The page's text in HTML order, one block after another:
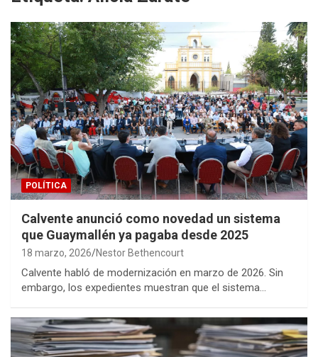
POLÍTICA
Calvente anunció como novedad un sistema
que Guaymallén ya pagaba desde 2025
18 marzo, 2026 Nestor Bethencourt
Calvente habló de modernización en marzo de 2026. Sin
embargo, los expedientes muestran que el sistema…